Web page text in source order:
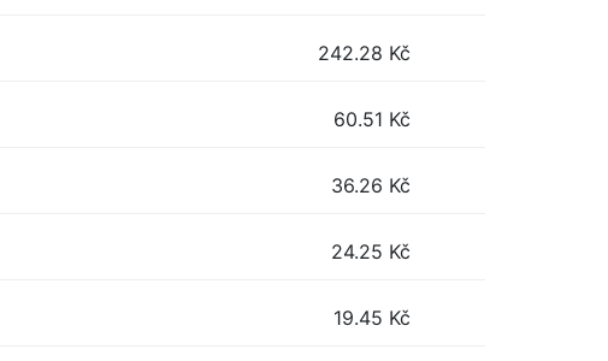
242.28 Kč
60.51 Kč
36.26 Kč
24.25 Kč
19.45 Kč